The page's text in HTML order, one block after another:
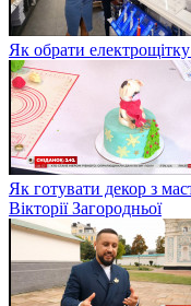
Як обрати
Як готувати декор з
Вікторії Загородньої